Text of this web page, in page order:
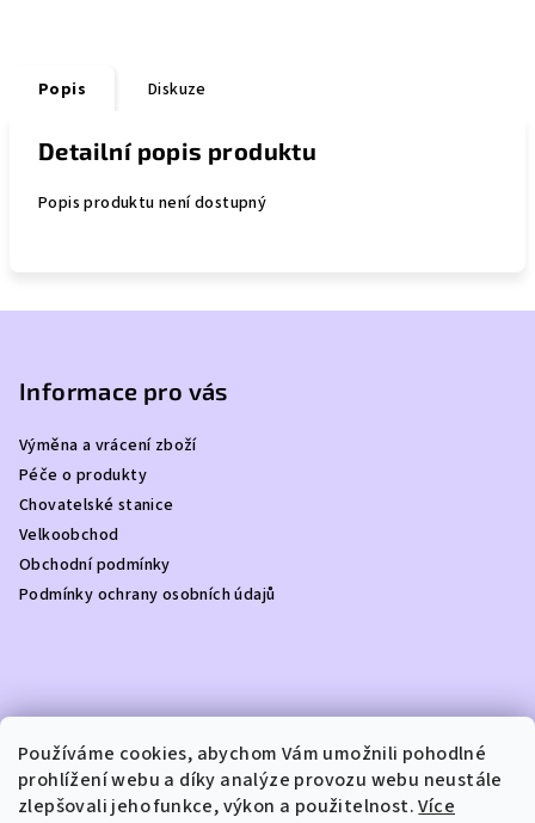
Používáme cookies, abychom Vám umožnili pohodlné
prohlížení webu a díky analýze provozu webu neustále
zlepšovali jeho funkce, výkon a použitelnost.Více
Popis Diskuze
Detailní popis produktu
Popis produktu není dostupný
Informace pro vás
Výměna a vrácení zboží
Péče o produkty
Chovatelské stanice
Velkoobchod
Obchodní podmínky
Podmínky ochrany osobních údajů
Kontakt
info @dottydoggie.cz